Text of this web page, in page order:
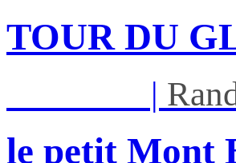
TOUR DU
|
le petit Mont